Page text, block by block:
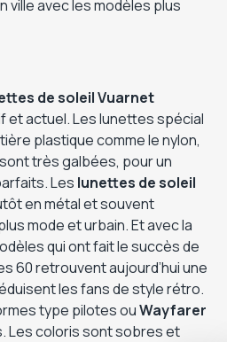
ville avec les modèles plus
de soleil Vuarnet
et actuel. Les lunettes spécial
plastique comme le nylon,
très galbées, pour un
Les lunettes de soleil
en métal et souvent
mode et urbain. Et avec la
qui ont fait le succès de
60 retrouvent aujourd’hui une
les fans de style rétro.
type pilotes ouWayfarer
Les coloris sont sobres et